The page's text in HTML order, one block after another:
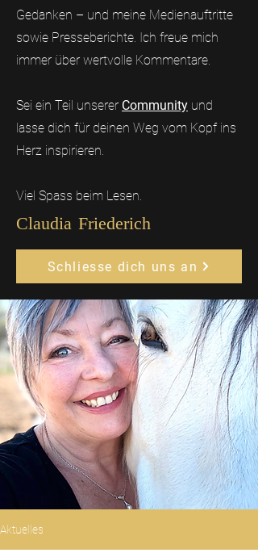
Gedanken – und meine Medienauftritte
sowie Presseberichte. Ich freue mich
immer über wertvolle Kommentare.
Sei ein Teil unserer Community und
lasse dich für deinen Weg vom Kopf ins
Herz inspirieren.
Viel Spass beim Lesen.
Claudia Friederich
Schliesse dich uns an
Aktuelles